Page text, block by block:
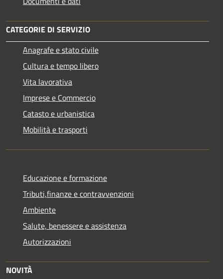
CATEGORIE DI SERVIZIO
Anagrafe e stato civile
Cultura e tempo libero
Vita lavorativa
Imprese e Commercio
Catasto e urbanistica
Mobilità e trasporti
Educazione e formazione
Tributi,finanze e contravvenzioni
Ambiente
Salute, benessere e assistenza
Autorizzazioni
NOVITÀ